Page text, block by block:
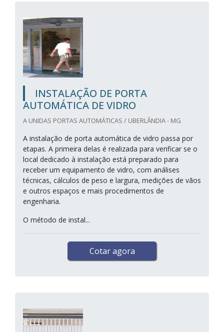
INSTALAÇÃO DE PORTA
AUTOMÁTICA DE VIDRO
A UNIDAS PORTAS AUTOMÁTICAS / UBERLÂNDIA - MG
A instalação de porta automática de vidro passa por
etapas. A primeira delas é realizada para verificar se o
local dedicado à instalação está preparado para
receber um equipamento de vidro, com análises
técnicas, cálculos de peso e largura, medições de vãos
e outros espaços e mais procedimentos de
engenharia.
O método de instal...
Cotar agora